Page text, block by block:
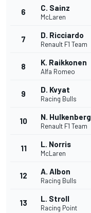
6 C. Sainz
McLaren
7 D. Ricciardo
Renault F1 Team
8 K. Raikkonen
Alfa Romeo
9 D. Kvyat
Racing Bulls
10 N. Hulkenberg
Renault F1 Team
11 L. Norris
McLaren
12 A. Albon
Racing Bulls
13 L. Stroll
Racing Point